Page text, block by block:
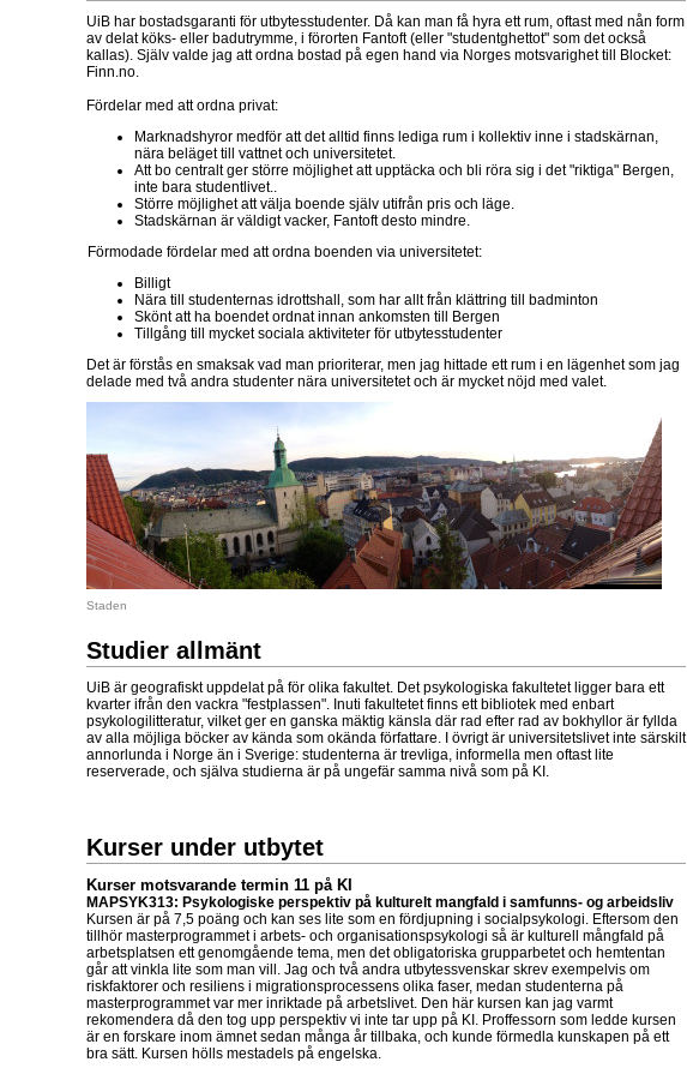
UiB har bostadsgaranti för utbytesstudenter. Då kan man få hyra ett rum, oftast med nån form
av delat köks- eller badutrymme, i förorten Fantoft (eller "studentghettot" som det också
kallas). Själv valde jag att ordna bostad på egen hand via Norges motsvarighet till Blocket:
Finn.no.
Fördelar med att ordna privat:
Marknadshyror medför att det alltid finns lediga rum i kollektiv inne i stadskärnan,
nära beläget till vattnet och universitetet.
Att bo centralt ger större möjlighet att upptäcka och bli röra sig i det "riktiga" Bergen,
inte bara studentlivet..
Större möjlighet att välja boende själv utifrån pris och läge.
Stadskärnan är väldigt vacker, Fantoft desto mindre.
Förmodade fördelar med att ordna boenden via universitetet:
Billigt
Nära till studenternas idrottshall, som har allt från klättring till badminton
Skönt att ha boendet ordnat innan ankomsten till Bergen
Tillgång till mycket sociala aktiviteter för utbytesstudenter
Det är förstås en smaksak vad man prioriterar, men jag hittade ett rum i en lägenhet som jag
delade med två andra studenter nära universitetet och är mycket nöjd med valet.
Staden
Studier allmänt
UiB är geografiskt uppdelat på för olika fakultet. Det psykologiska fakultetet ligger bara ett
kvarter ifrån den vackra "festplassen". Inuti fakultetet finns ett bibliotek med enbart
psykologilitteratur, vilket ger en ganska mäktig känsla där rad efter rad av bokhyllor är fyllda
av alla möjliga böcker av kända som okända författare. I övrigt är universitetslivet inte särskilt
annorlunda i Norge än i Sverige: studenterna är trevliga, informella men oftast lite
reserverade, och själva studierna är på ungefär samma nivå som på KI.
Kurser under utbytet
Kurser motsvarande termin 11 på KI
MAPSYK313: Psykologiske perspektiv på kulturelt mangfald i samfunns- og arbeidsliv
Kursen är på 7,5 poäng och kan ses lite som en fördjupning i socialpsykologi. Eftersom den
tillhör masterprogrammet i arbets- och organisationspsykologi så är kulturell mångfald på
arbetsplatsen ett genomgående tema, men det obligatoriska grupparbetet och hemtentan
går att vinkla lite som man vill. Jag och två andra utbytessvenskar skrev exempelvis om
riskfaktorer och resiliens i migrationsprocessens olika faser, medan studenterna på
masterprogrammet var mer inriktade på arbetslivet. Den här kursen kan jag varmt
rekomendera då den tog upp perspektiv vi inte tar upp på KI. Proffessorn som ledde kursen
är en forskare inom ämnet sedan många år tillbaka, och kunde förmedla kunskapen på ett
bra sätt. Kursen hölls mestadels på engelska.